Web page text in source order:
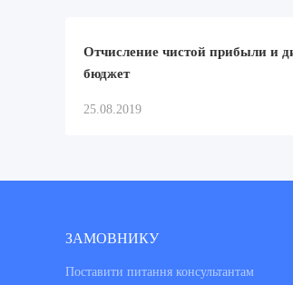
Отчисление чистой прибыли и
бюджет
25.08.2019
ЗАМОВНИКУ
Поставити питання консультантам